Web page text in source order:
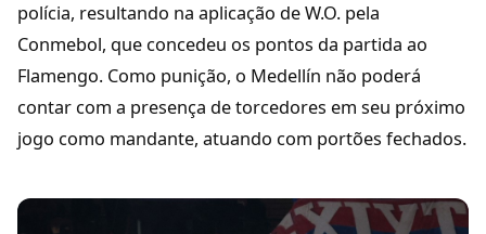
polícia, resultando na aplicação de W.O. pela
Conmebol, que concedeu os pontos da partida ao
Flamengo. Como punição, o Medellín não poderá
contar com a presença de torcedores em seu próximo
jogo como mandante, atuando com portões fechados.